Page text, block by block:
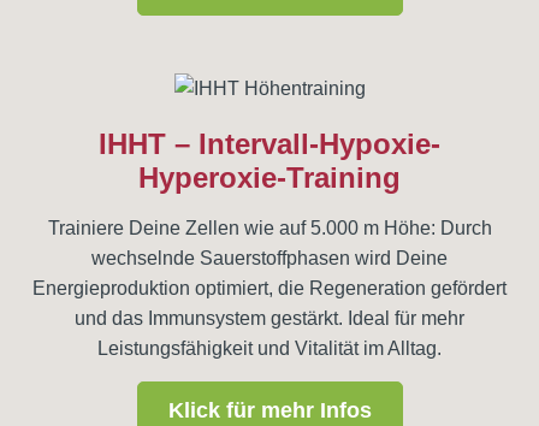
IHHT – Intervall-Hypoxie-
Hyperoxie-Training
Trainiere Deine Zellen wie auf 5.000 m Höhe: Durch
wechselnde Sauerstoffphasen wird Deine
Energieproduktion optimiert, die Regeneration gefördert
und das Immunsystem gestärkt. Ideal für mehr
Leistungsfähigkeit und Vitalität im Alltag.
Klick für mehr Infos